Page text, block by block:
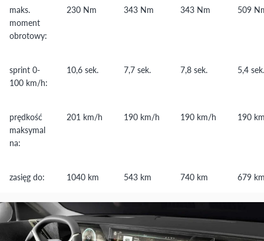
maks.
moment
obrotowy:
230 Nm 343 Nm 343 Nm 509
sprint 0-
100 km/h:
10,6 sek. 7,7 sek. 7,8 sek. 5,4
prędkość
maksymal
na:
201 km/h 190 km/h 190 km/h 190
zasięg do: 1040 km 543 km 740 km 679